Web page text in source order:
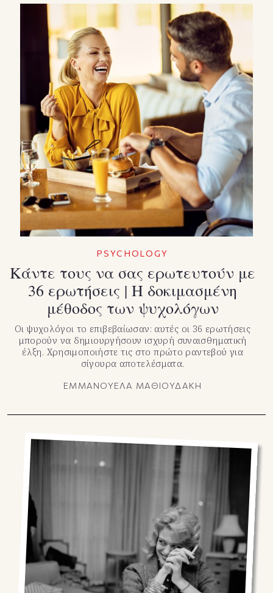
PSYCHOLOGY
Κάντε τους να σας ερωτευτούν με
36 ερωτήσεις | H δοκιμασμένη
μέθοδος των ψυχολόγων
Οι ψυχολόγοι το επιβεβαίωσαν: αυτές οι 36 ερωτήσεις
μπορούν να δημιουργήσουν ισχυρή συναισθηματική
έλξη. Χρησιμοποιήστε τις στο πρώτο ραντεβού για
σίγουρα αποτελέσματα.
ΕΜΜΑΝΟΥΕΛΑ ΜΑΘΙΟΥΔΑΚΗ